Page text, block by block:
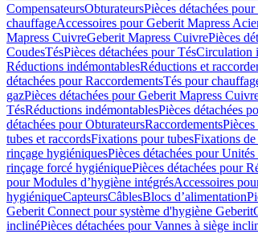
CompensateursObturateursPièces détachées
chauffageAccessoires pour Geberit Mapress
Mapress CuivreGeberit Mapress CuivrePièces
CoudesTésPièces détachées pour TésCirculation
Réductions indémontablesRéductions et
détachées pour RaccordementsTés pour
gazPièces détachées pour Geberit Mapress
TésRéductions indémontablesPièces détachées
détachées pour ObturateursRaccordements
tubes et raccordsFixations pour tubesFixations de
rinçage hygiéniquesPièces détachées pour
rinçage forcé hygiéniquePièces détachées pour
pour Modules d’hygiène intégrésAccessoires
hygiéniqueCapteursCâblesBlocs d’alimentation
Geberit Connect pour système d'hygiène Geberit
inclinéPièces détachées pour Vannes à siège